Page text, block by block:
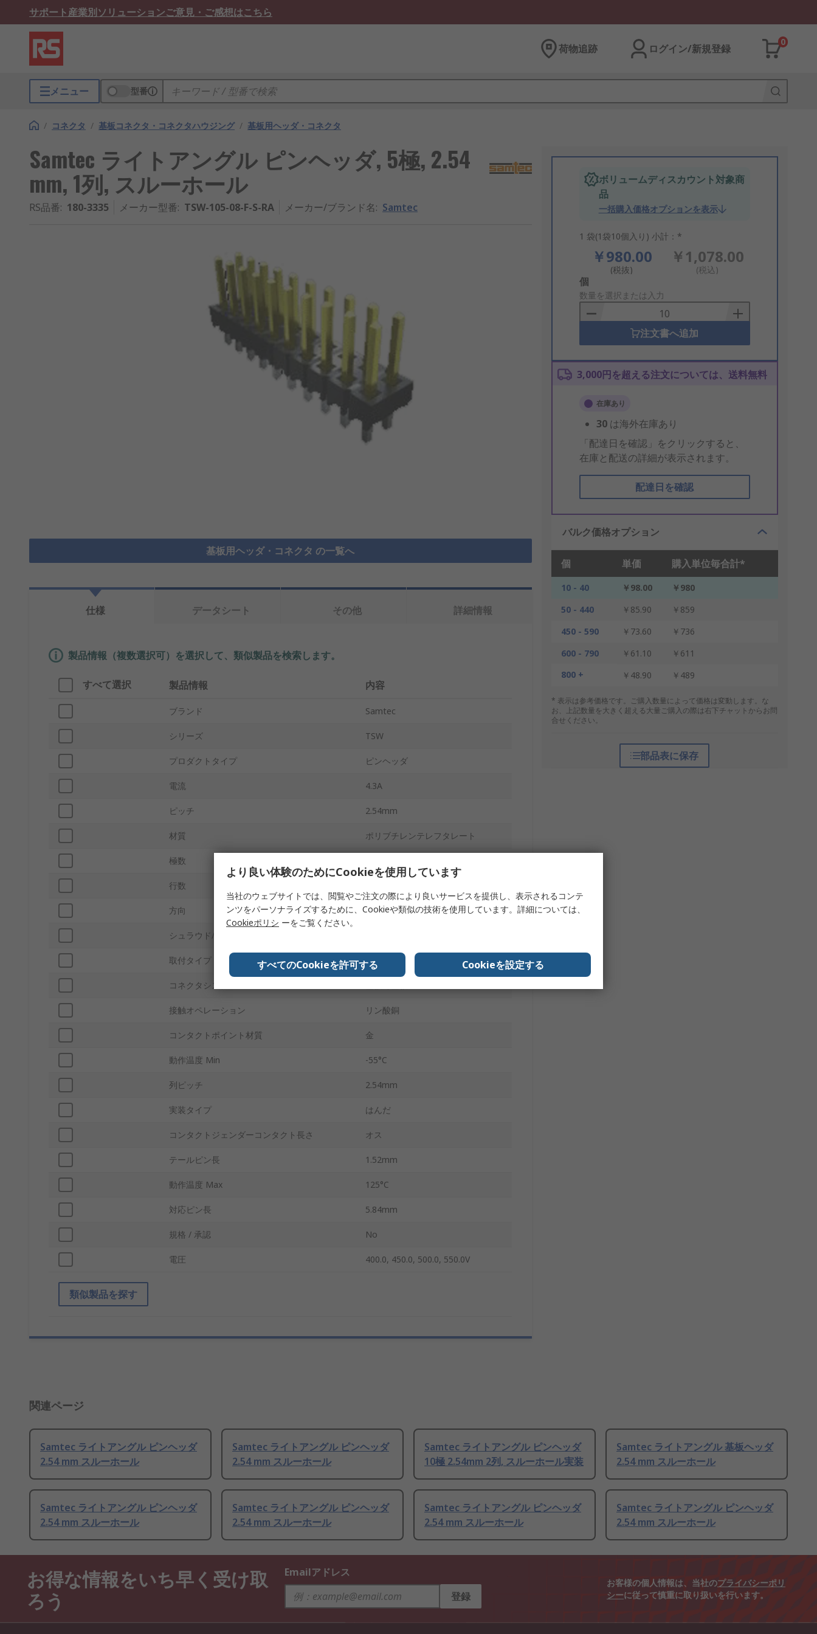
サポート産業別ソリューションご意見・ご感想はこちら
荷物追跡 ログイン/新規登録
0
メニュー 型番
/ コネクタ / 基板コネクタ・コネクタハウジング / 基板用ヘッダ・コネクタ
Samtec ライトアングル ピンヘッダ, 5極, 2.54
mm, 1列, スルーホール
RS品番: 180-3335 メーカー型番: TSW-105-08-F-S-RA メーカー/ブランド名: Samtec
基板用ヘッダ・コネクタ の一覧へ
ボリュームディスカウント対象商
品
一括購入価格オプションを表示
1 袋(1袋10個入り) 小計：*
￥980.00
(税抜)
￥1,078.00
(税込)
Add
to
Basket
個
数量を選択または入力
注文書へ追加
3,000円を超える注文については、送料無料
在庫あり
30 は海外在庫あり
「配達日を確認」をクリックすると、
在庫と配送の詳細が表示されます。
配達日を確認
バルク価格オプション
個 単価 購入単位毎合計*
10 - 40 ￥98.00
￥980
50 - 440
￥85.90
￥859
450 - 590
￥73.60
￥736
600 - 790
￥61.10
￥611
800 +
￥48.90 ￥489
* 表示は参考価格です。ご購入数量によって価格は変動します。な
お、上記数量を大きく超える大量ご購入の際は右下チャットからお問
合せください。
部品表に保存
仕様 データシート その他 詳細情報
製品情報（複数選択可）を選択して、類似製品を検索します。
すべて選択 製品情報 内容
ブランド Samtec
シリーズ TSW
プロダクトタイプ ピンヘッダ
電流 4.3A
ピッチ 2.54mm
材質 ポリブチレンテレフタレート
極数
行数
方向 ライトアングル
シュラウド/アンシュラウド
取付タイプ スルーホール
コネクタシステム
接触オペレーション リン酸銅
コンタクトポイント材質 金
動作温度 Min -55°C
列ピッチ 2.54mm
実装タイプ はんだ
コンタクトジェンダーコンタクト長さ オス
テールピン長 1.52mm
動作温度 Max 125°C
対応ピン長 5.84mm
規格 / 承認 No
電圧 400.0, 450.0, 500.0, 550.0V
類似製品を探す
関連ページ
Samtec ライトアングル ピンヘッダ
2.54 mm スルーホール
Samtec ライトアングル ピンヘッダ
2.54 mm スルーホール
Samtec ライトアングル ピンヘッダ
10極 2.54mm 2列, スルーホール実装
Samtec ライトアングル 基板ヘッダ
2.54 mm スルーホール
Samtec ライトアングル ピンヘッダ
2.54 mm スルーホール
Samtec ライトアングル ピンヘッダ
2.54 mm スルーホール
Samtec ライトアングル ピンヘッダ
2.54 mm スルーホール
Samtec ライトアングル ピンヘッダ
2.54 mm スルーホール
お得な情報をいち早く受け取
ろう
Emailアドレス
登録
お客様の個人情報は、当社のプライバシーポリ
シーに従って慎重に取り扱いを行います。
より良い体験のためにCookieを使用しています
当社のウェブサイトでは、閲覧やご注文の際により良いサービスを提供し、表示されるコンテ
ンツをパーソナライズするために、Cookieや類似の技術を使用しています。詳細については、
Cookieポリシ ーをご覧ください。
すべてのCookieを許可する Cookieを設定する